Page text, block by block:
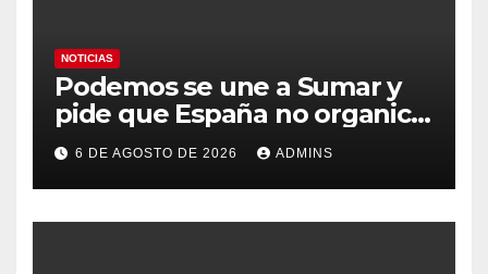
NOTICIAS
Podemos se une a Sumar y
pide que España no organice
el Mundial 2030 con
Marruecos por «atentar
contra la soberanía nacional»
6 DE AGOSTO DE 2026 ADMINS